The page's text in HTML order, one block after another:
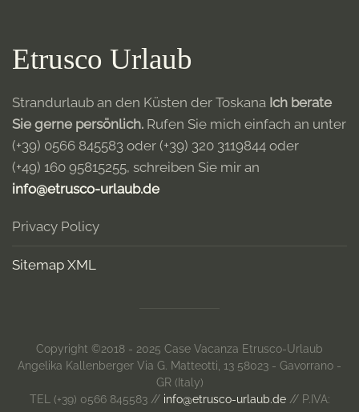
Etrusco Urlaub
Strandurlaub an den Küsten der Toskana Ich berate
Sie gerne persönlich. Rufen Sie mich einfach an unter
(+39) 0566 845583 oder (+39) 320 3119844 oder
(+49) 160 95815255, schreiben Sie mir an
info@etrusco-urlaub.de
Privacy Policy
Sitemap XML
Copyright ©2018 - 2025 Case Vacanza Etrusco-Urlaub
Angelika Kallenberger Via G. Matteotti, 13 58023 - Gavorrano -
GR (Italy)
TEL (+39) 0566 845583 // info@etrusco-urlaub.de// P.IVA: